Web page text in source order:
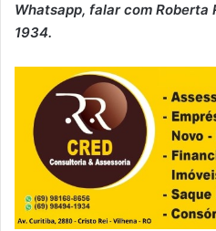
Whatsapp, falar com
1934.